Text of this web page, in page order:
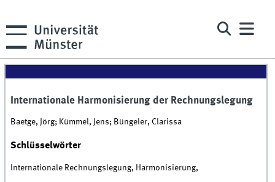
Internationale Harmonisierung der Rechnungslegung
Baetge, Jörg; Kümmel, Jens; Büngeler, Clarissa
Schlüsselwörter
Internationale Rechnungslegung, Harmonisierung,